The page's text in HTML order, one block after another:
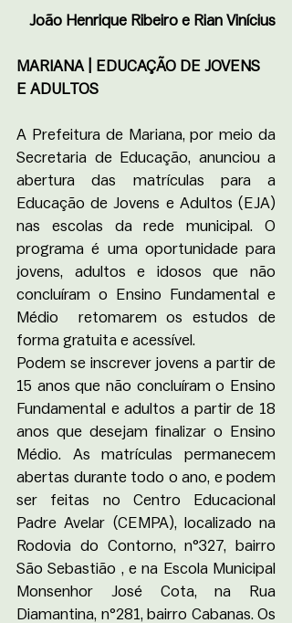
João Henrique Ribeiro e Rian Vinícius
MARIANA | EDUCAÇÃO DE JOVENS
E ADULTOS
A Prefeitura de Mariana, por meio da
Secretaria de Educação, anunciou a
abertura das matrículas para a
Educação de Jovens e Adultos (EJA)
nas escolas da rede municipal. O
programa é uma oportunidade para
jovens, adultos e idosos que não
concluíram o Ensino Fundamental e
Médio  retomarem os estudos de
forma gratuita e acessível.
Podem se inscrever jovens a partir de
15 anos que não concluíram o Ensino
Fundamental e adultos a partir de 18
anos que desejam finalizar o Ensino
Médio. As matrículas permanecem
abertas durante todo o ano, e podem
ser feitas no Centro Educacional
Padre Avelar (CEMPA), localizado na
Rodovia do Contorno, n°327, bairro
São Sebastião , e na Escola Municipal
Monsenhor José Cota, na Rua
Diamantina, n°281, bairro Cabanas. Os